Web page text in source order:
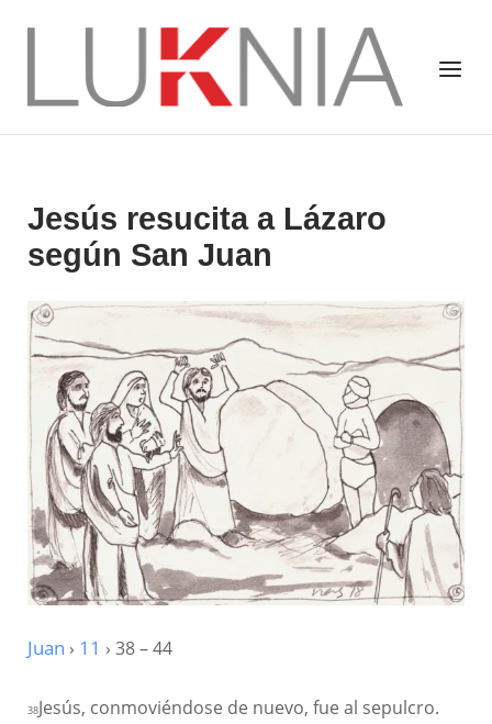
Menú
Jesús resucita a Lázaro
según San Juan
Juan › 11 › 38 – 44
38Jesús, conmoviéndose de nuevo, fue al sepulcro.